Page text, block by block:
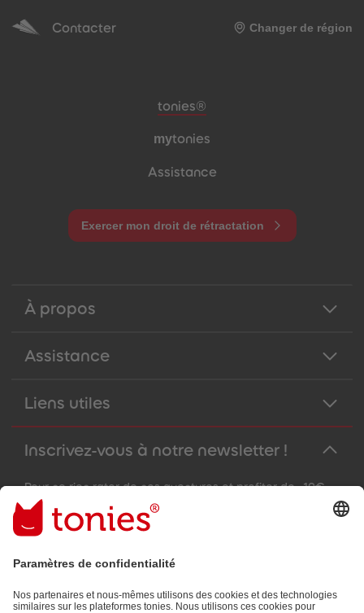
Contacter Changer de région
Pied de page de méta-navigation
tonies®
mytonies
Assistance
Exercer mon droit de rétractation
À propos
Assistance
Liens utiles
Inscrivez-vous à notre newsletter !
Pour ne rien rater de nos aventures et profiter de -10€
sur votre prochaine commande !
Adresse e-mail
grâce aux informations que vous nous avez fournies (par ex.
données de votre compte) et aux données d'utilisation partagées